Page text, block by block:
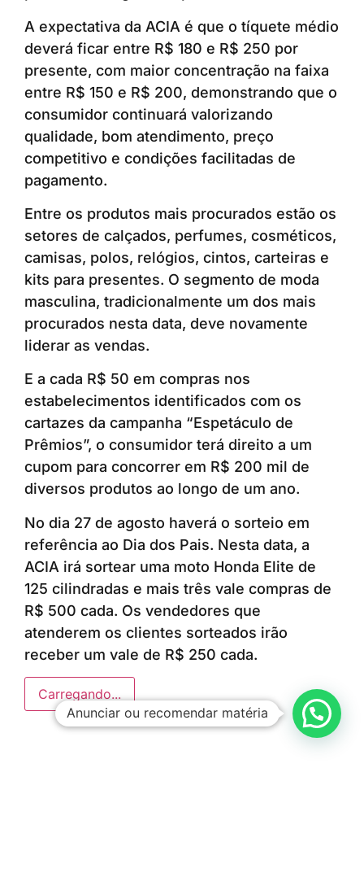
A expectativa da ACIA é que o tíquete médio
deverá ficar entre R$ 180 e R$ 250 por
presente, com maior concentração na faixa
entre R$ 150 e R$ 200, demonstrando que o
consumidor continuará valorizando
qualidade, bom atendimento, preço
competitivo e condições facilitadas de
pagamento.
Entre os produtos mais procurados estão os
setores de calçados, perfumes, cosméticos,
camisas, polos, relógios, cintos, carteiras e
kits para presentes. O segmento de moda
masculina, tradicionalmente um dos mais
procurados nesta data, deve novamente
liderar as vendas.
E a cada R$ 50 em compras nos
estabelecimentos identificados com os
cartazes da campanha “Espetáculo de
Prêmios”, o consumidor terá direito a um
cupom para concorrer em R$ 200 mil de
diversos produtos ao longo de um ano.
No dia 27 de agosto haverá o sorteio em
referência ao Dia dos Pais. Nesta data, a
ACIA irá sortear uma moto Honda Elite de
125 cilindradas e mais três vale compras de
R$ 500 cada. Os vendedores que
atenderem os clientes sorteados irão
receber um vale de R$ 250 cada.
Carregando...
Anunciar ou recomendar matéria